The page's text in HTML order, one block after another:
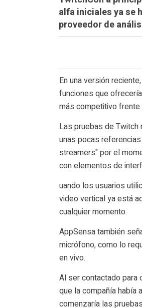
alfa iniciales ya se
proveedor de
En una versión
funciones que
más competitivo frente
Las pruebas de
unas pocas
streamers" por el
con elementos de
uando los usuarios
video vertical ya está
cualquier momento.
AppSensa también
micrófono, como lo
en vivo.
Al ser contactado para
que la compañía había
comenzaría las